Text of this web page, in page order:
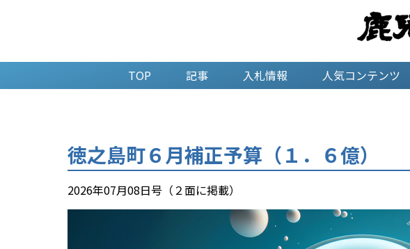
TOP 記事 入札情報 人気コンテンツ
徳之島町６月補正予算（１．６億）
2026年07月08日号（２面に掲載）